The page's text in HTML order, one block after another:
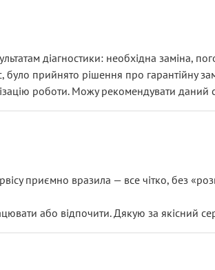
діагностики: необхідна заміна,
було прийнято рішення про гарантійну
роботи. Можу рекомендувати даний
приємно вразила — все чітко, без
або відпочити. Дякую за якісний